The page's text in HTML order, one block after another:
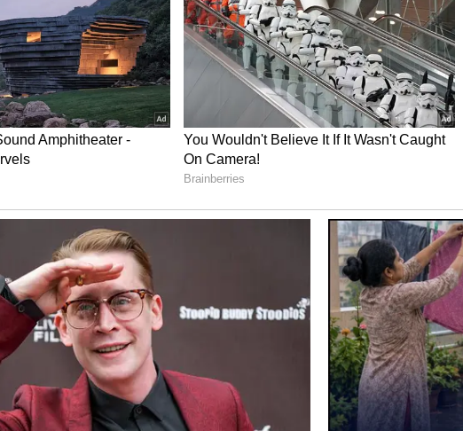
ಜಗತ್ತಿನ (Sports News in Kannada
) ಕ್ಷಣಕ್ಷಣದ ಕನ್ನಡ ಸುದ್ದಿ
ಏಷ್ಯಾನೆಟ್ ಸುವರ್ಣ ನ್ಯೂಸ್‌ ಫಾಲೋ ಮಾಡಿ.
IPL Liveಸೇರಿದಂತೆ ಟೀಂ
ಸುದ್ದಿ (Cricket News in Kannada), ವಿಶೇಷ ವರದಿಗಳು ಮತ್ತು
ಸಂಪೂರ್ಣ ಮಾಹಿತಿ ನಿಮ್ಮ ಒಂದೇ ಕ್ಲಿಕ್‌ನಲ್ಲಿ ಲಭ್ಯ. ಏಷ್ಯಾನೆಟ್
ಅಧಿಕೃತ ಆ್ಯಪ್ ಡೌನ್‌ಲೋಡ್ ಮಾಡಿ ಹಾಗೂ ಎಲ್ಲಾ ಅಪ್‌ಡೇಟ್ ಗಳನ್ನು